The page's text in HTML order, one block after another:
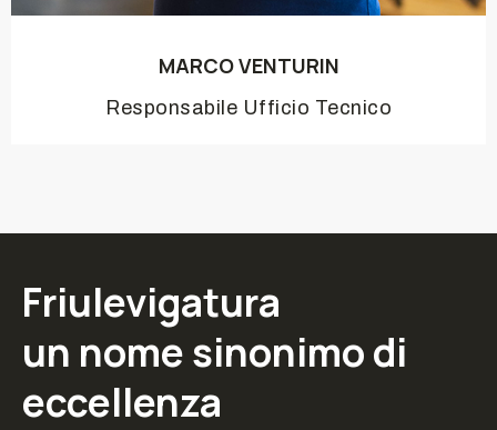
MARCO VENTURIN
Responsabile Ufficio Tecnico
Friulevigatura
un nome sinonimo di
eccellenza